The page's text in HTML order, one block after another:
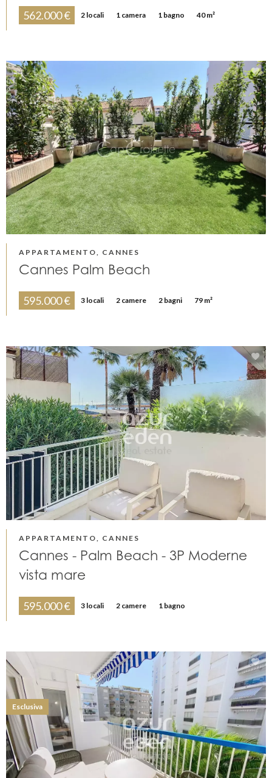
562.000 € 2 locali 1 camera 1 bagno 40 m²
APPARTAMENTO, CANNES
Cannes Palm Beach
595.000 € 3 locali 2 camere 2 bagni 79 m²
APPARTAMENTO, CANNES
Cannes - Palm Beach - 3P Moderne
vista mare
595.000 € 3 locali 2 camere 1 bagno
Esclusiva